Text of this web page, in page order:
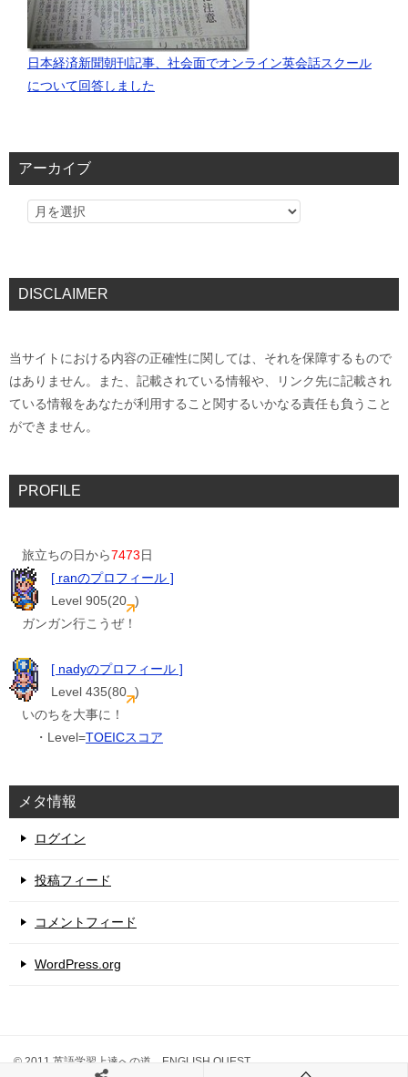
日本経済新聞朝刊記事、社会面でオンライン英会話スクール
について回答しました
アーカイブ
DISCLAIMER
当サイトにおける内容の正確性に関しては、それを保障するもので
はありません。また、記載されている情報や、リンク先に記載され
ている情報をあなたが利用すること関するいかなる責任も負うこと
ができません。
PROFILE
旅立ちの日から7473日
[ ranのプロフィール ]
Level 905(20 )
ガンガン行こうぜ！
[ nadyのプロフィール ]
Level 435(80 )
いのちを大事に！
・Level=TOEICスコア
メタ情報
ログイン
投稿フィード
コメントフィード
WordPress.org
© 2011 英語学習上達への道 ENGLISH QUEST